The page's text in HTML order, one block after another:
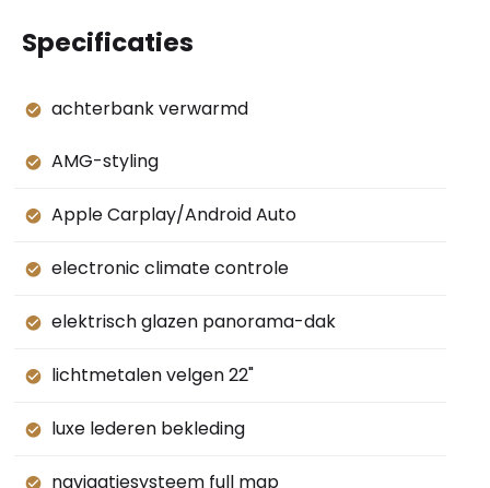
Specificaties
achterbank verwarmd
AMG-styling
Apple Carplay/Android Auto
electronic climate controle
elektrisch glazen panorama-dak
lichtmetalen velgen 22"
luxe lederen bekleding
navigatiesysteem full map